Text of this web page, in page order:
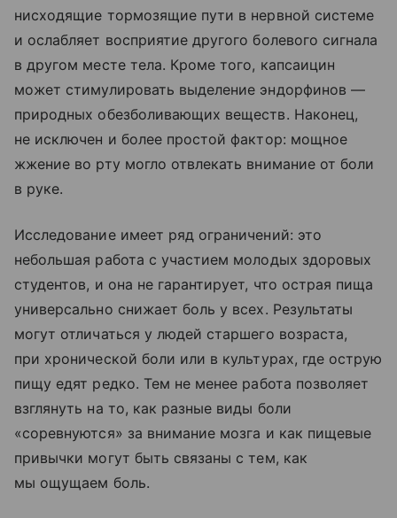
нисходящие тормозящие пути в нервной системе
и ослабляет восприятие другого болевого сигнала
в другом месте тела. Кроме того, капсаицин
может стимулировать выделение эндорфинов —
природных обезболивающих веществ. Наконец,
не исключен и более простой фактор: мощное
жжение во рту могло отвлекать внимание от боли
в руке.
Исследование имеет ряд ограничений: это
небольшая работа с участием молодых здоровых
студентов, и она не гарантирует, что острая пища
универсально снижает боль у всех. Результаты
могут отличаться у людей старшего возраста,
при хронической боли или в культурах, где острую
пищу едят редко. Тем не менее работа позволяет
взглянуть на то, как разные виды боли
«соревнуются» за внимание мозга и как пищевые
привычки могут быть связаны с тем, как
мы ощущаем боль.